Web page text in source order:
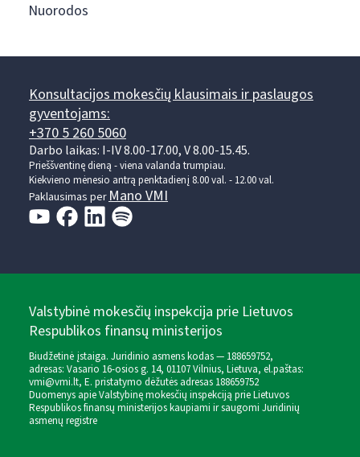
Nuorodos
Konsultacijos mokesčių klausimais ir paslaugos
gyventojams:
+370 5 260 5060
Darbo laikas: I-IV 8.00-17.00, V 8.00-15.45.
Prieššventinę dieną - viena valanda trumpiau.
Kiekvieno mėnesio antrą penktadienį 8.00 val. - 12.00 val.
Paklausimas perMano VMI
Valstybinė mokesčių inspekcija prie Lietuvos
Respublikos finansų ministerijos
Biudžetinė įstaiga. Juridinio asmens kodas — 188659752,
adresas: Vasario 16-osios g. 14, 01107 Vilnius, Lietuva, el.paštas:
vmi@vmi.lt, E. pristatymo dėžutės adresas 188659752
Duomenys apie Valstybinę mokesčių inspekciją prie Lietuvos
Respublikos finansų ministerijos kaupiami ir saugomi Juridinių
asmenų registre